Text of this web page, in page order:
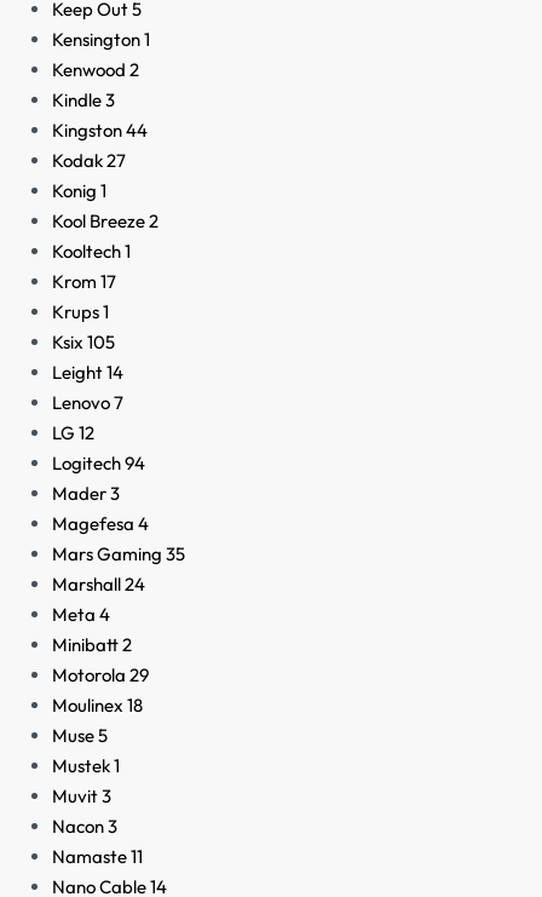
Keep Out5
Kensington1
Kenwood 2
Kindle3
Kingston44
Kodak27
Konig 1
Kool Breeze2
Kooltech1
Krom 17
Krups1
Ksix 105
Leight14
Lenovo7
LG 12
Logitech94
Mader3
Magefesa 4
Mars Gaming 35
Marshall24
Meta 4
Minibatt2
Motorola 29
Moulinex 18
Muse5
Mustek1
Muvit3
Nacon3
Namaste11
Nano Cable14